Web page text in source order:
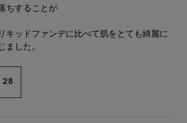
ちすることが
キッドファンデに比べて肌をとても綺麗に
ました。
28